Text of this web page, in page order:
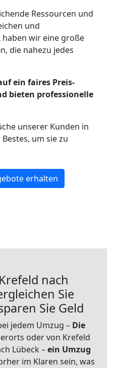
Ressourcen und
und
haben wir eine große
die nahezu jedes
ein faires Preis-
bieten professionelle
unserer Kunden in
um sie zu
erhalten
nach
Sie
Sie Geld
jedem Umzug – Die
oder von Krefeld
Lübeck –ein Umzug
im Klaren sein, was